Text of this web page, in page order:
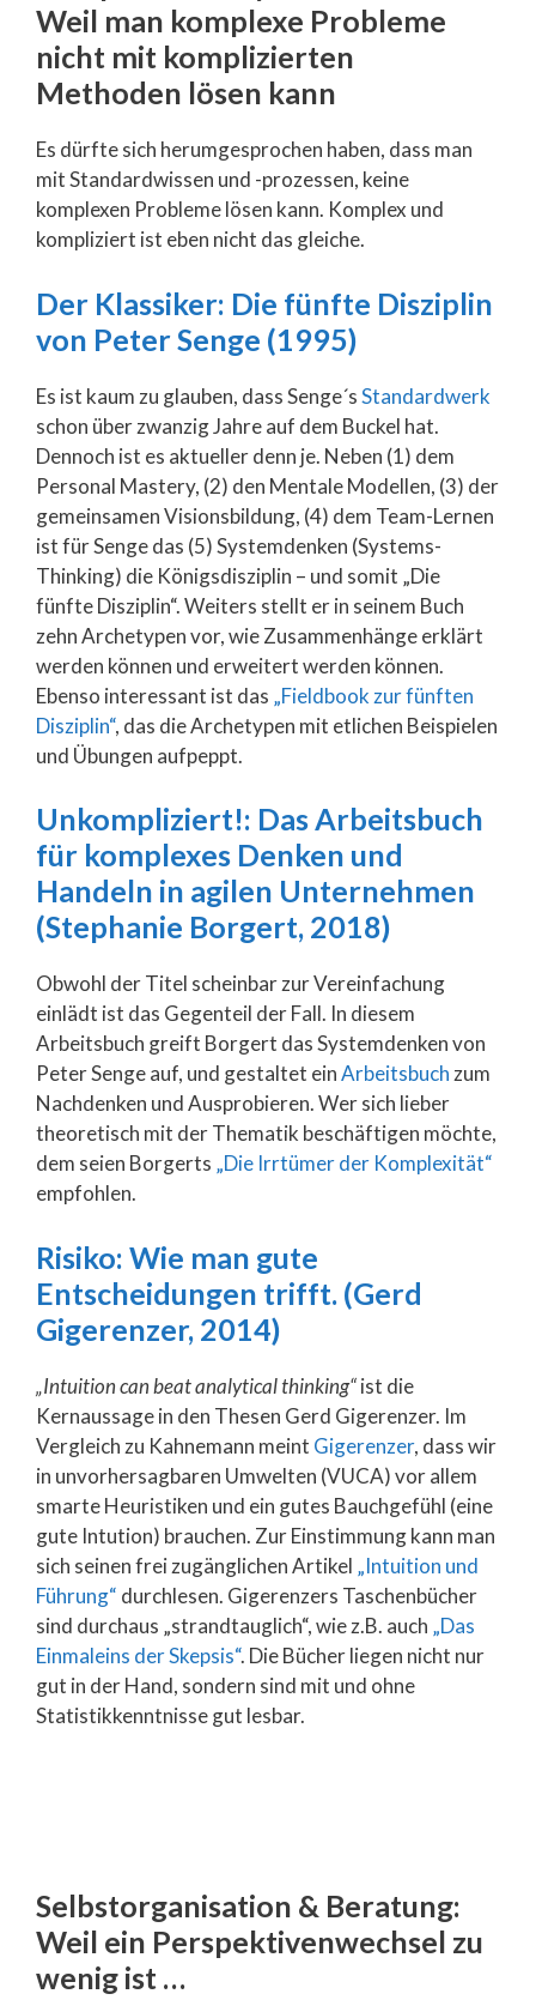
Weil man komplexe Probleme
nicht mit komplizierten
Methoden lösen kann
Es dürfte sich herumgesprochen haben, dass man
mit Standardwissen und -prozessen, keine
komplexen Probleme lösen kann. Komplex und
kompliziert ist eben nicht das gleiche.
Der Klassiker: Die fünfte Disziplin
von Peter Senge (1995)
Es ist kaum zu glauben, dass Senge´sStandardwerk
schon über zwanzig Jahre auf dem Buckel hat.
Dennoch ist es aktueller denn je. Neben (1) dem
Personal Mastery, (2) den Mentale Modellen, (3) der
gemeinsamen Visionsbildung, (4) dem Team-Lernen
ist für Senge das (5) Systemdenken (Systems-
Thinking) die Königsdisziplin – und somit „Die
fünfte Disziplin“. Weiters stellt er in seinem Buch
zehn Archetypen vor, wie Zusammenhänge erklärt
werden können und erweitert werden können.
Ebenso interessant ist das „Fieldbook zur fünften
Disziplin“, das die Archetypen mit etlichen Beispielen
und Übungen aufpeppt.
Unkompliziert!: Das Arbeitsbuch
für komplexes Denken und
Handeln in agilen Unternehmen
(Stephanie Borgert, 2018)
Obwohl der Titel scheinbar zur Vereinfachung
einlädt ist das Gegenteil der Fall. In diesem
Arbeitsbuch greift Borgert das Systemdenken von
Peter Senge auf, und gestaltet einArbeitsbuch zum
Nachdenken und Ausprobieren. Wer sich lieber
theoretisch mit der Thematik beschäftigen möchte,
dem seien Borgerts „Die Irrtümer der Komplexität“
empfohlen.
Risiko: Wie man gute
Entscheidungen trifft. (Gerd
Gigerenzer, 2014)
„Intuition can beat analytical thinking“ist die
Kernaussage in den Thesen Gerd Gigerenzer. Im
Vergleich zu Kahnemann meint Gigerenzer, dass wir
in unvorhersagbaren Umwelten (VUCA) vor allem
smarte Heuristiken und ein gutes Bauchgefühl (eine
gute Intution) brauchen. Zur Einstimmung kann man
sich seinen frei zugänglichen Artikel „Intuition und
Führung“ durchlesen. Gigerenzers Taschenbücher
sind durchaus „strandtauglich“, wie z.B. auch „Das
Einmaleins der Skepsis“. Die Bücher liegen nicht nur
gut in der Hand, sondern sind mit und ohne
Statistikkenntnisse gut lesbar.
Selbstorganisation & Beratung:
Weil ein Perspektivenwechsel zu
wenig ist …